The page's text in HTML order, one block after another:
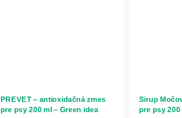
PREVET – antioxidačná zmes
pre psy 200 ml – Green idea
Sirup
pre psy 200